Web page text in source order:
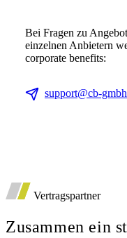
Bei Fragen zu
einzelnen Anbietern
corporate benefits:
support@cb-
Vertragspartner
Zusammen ein